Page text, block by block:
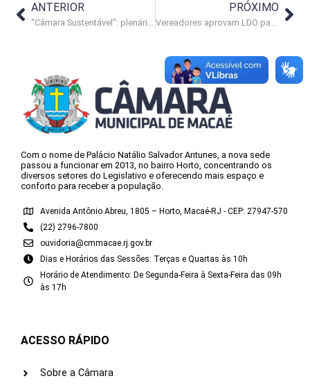
ANTERIOR
“Câmara Sustentável”: plenário recebe lâmpadas de LED
PRÓXIMO
Vereadores aprovam LDO para 2017
Com o nome de Palácio Natálio Salvador Antunes, a nova sede
passou a funcionar em 2013, no bairro Horto, concentrando os
diversos setores do Legislativo e oferecendo mais espaço e
conforto para receber a população.
Avenida Antônio Abreu, 1805 – Horto, Macaé-RJ - CEP: 27947-570
(22) 2796-7800
ouvidoria@cmmacae.rj.gov.br
Dias e Horários das Sessões: Terças e Quartas às 10h
Horário de Atendimento: De Segunda-Feira à Sexta-Feira das 09h
às 17h
ACESSO RÁPIDO
Sobre a Câmara